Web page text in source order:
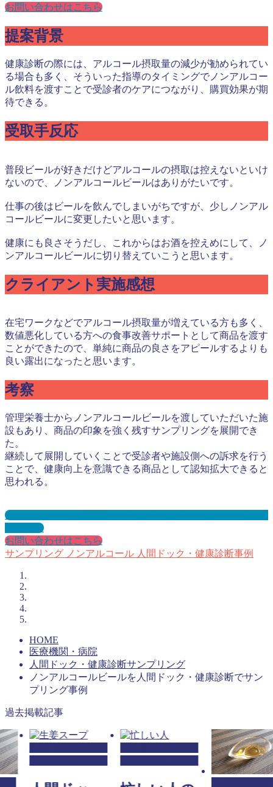
お問い合わせはこちら
提案背景
健康診断の際には、アルコール摂取量の減少が勧められてい
る場合も多く、そういった指導のタイミングでノンアルコー
ル飲料を渡すことで受診者のケアにつながり、購買効果が期
待できる。
受取手反応
普段ビールが好きだけどアルコールの摂取は控えないといけ
ないので、ノンアルコールビールはありがたいです。
仕事の後はビールを飲んでしまいがちですが、少しノンアル
コールビールに変更したいと思います。
健康にも良さそうだし、これからはお酒を控えめにして、ノ
ンアルコールビールに切り替えていこうと思います。
クライアント実施感想
在宅ワークなどでアルコール摂取量が増えている方も多く、
数値悪化している方への食事改善サポートとして商品を渡す
ことができたので、単純に商品の良さをアピールするよりも
良い露出になったと思います。
考察
管理栄養士からノンアルコールビールを渡していただいた施
設もあり、商品の印象を強く残すサンプリングを展開でき
た。
継続して展開していくことで受診者や施設側への訴求を行う
ことで、健康向上を意識できる商品として認知拡大できると
思われる。
人間ドック・健康診断サンプリングとは？メリット３選と事
例を紹介
お問い合わせはこちら
サンプリング ノンアルコール 人間ドック・健康診断事例
HOME
医療機関・病院
人間ドック・健康診断サンプリング
ノンアルコールビールを人間ドック・健康診断でサン
プリング事例
過去掲載記事